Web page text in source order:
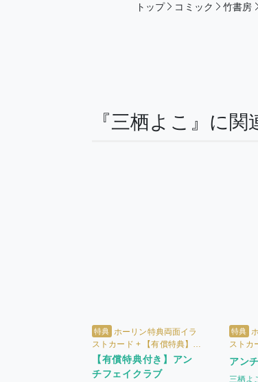
トップ コミック 竹書房
『三栖よこ』に関
特典 ホーリン特典両面イラ
ストカード + 【有償特典】オ
ーロラアクリルスタンド
【有償特典付き】アン
チフェイクラブ
特典
ストカ
アン
三栖よ